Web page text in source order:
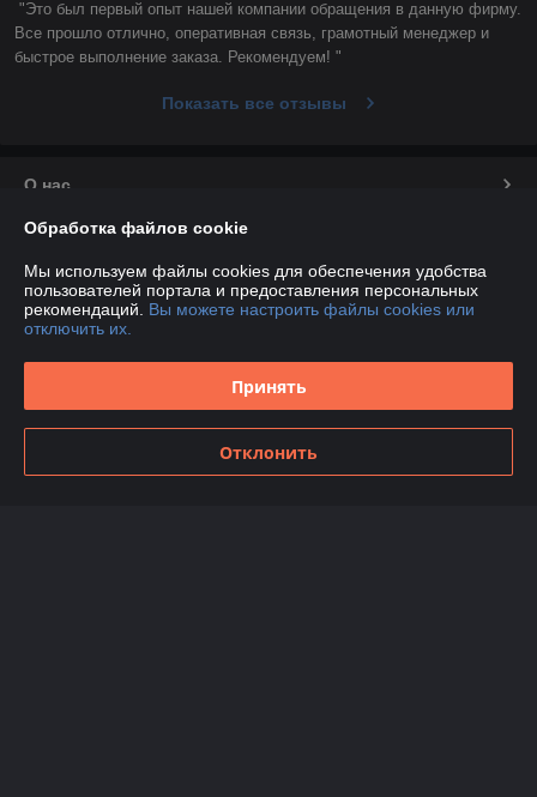
"Это был первый опыт нашей компании обращения в данную фирму.
Все прошло отлично, оперативная связь, грамотный менеджер и
быстрое выполнение заказа. Рекомендуем! "
Показать все отзывы
О нас
Контакты
Доставка и оплата
Полная версия сайта
Обработка файлов cookie
Мы используем файлы cookies для обеспечения удобства
пользователей портала и предоставления персональных
рекомендаций. Вы можете настроить файлы cookies или
отключить их.
Принять
Отклонить